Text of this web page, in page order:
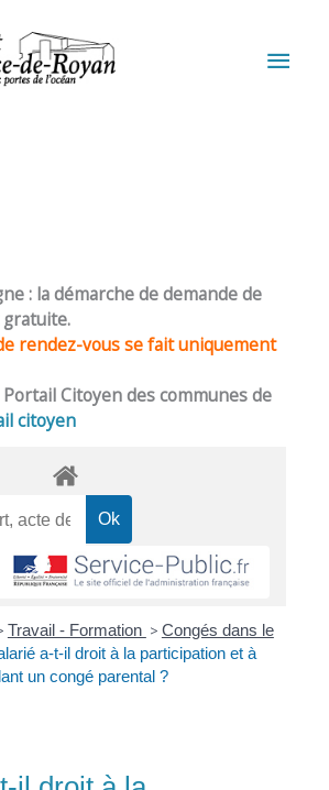
: la démarche de demande de
rendez-vous se fait uniquement
Citoyen des communes de
citoyen
Travail - Formation > Congés dans le
a-t-il droit à la participation et à
un congé parental ?